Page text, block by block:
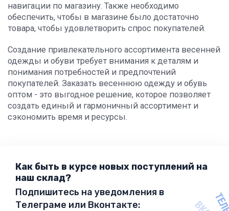
навигации по магазину. Также необходимо
обеспечить, чтобы в магазине было достаточно
товара, чтобы удовлетворить спрос покупателей.
Создание привлекательного ассортимента весенней
одежды и обуви требует внимания к деталям и
понимания потребностей и предпочтений
покупателей. Заказать весеннюю одежду и обувь
оптом - это выгодное решение, которое позволяет
создать единый и гармоничный ассортимент и
сэкономить время и ресурсы.
Как быть в курсе новых поступлений на
наш склад?
Подпишитесь на уведомления в
Телеграме или Вконтакте: